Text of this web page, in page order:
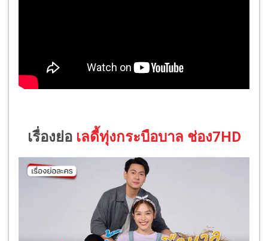
เรื่องย่อ เลดี้ทุ่งกระบือบาล ช่อง7HD